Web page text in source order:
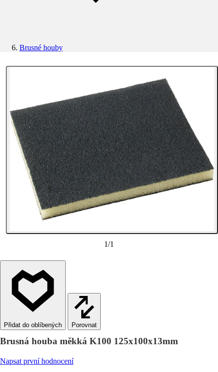
Brusné houby
1/1
Porovnat
Brusná houba měkká K100 125x100x13mm
Napsat první hodnocení